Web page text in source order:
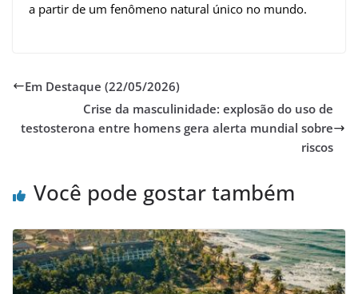
a partir de um fenômeno natural único no mundo.
Em Destaque (22/05/2026)
Crise da masculinidade: explosão do uso de
testosterona entre homens gera alerta mundial sobre
riscos
Você pode gostar também